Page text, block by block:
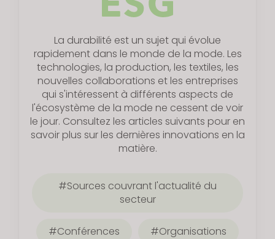
La durabilité est un sujet qui évolue
rapidement dans le monde de la mode. Les
technologies, la production, les textiles, les
nouvelles collaborations et les entreprises
qui s'intéressent à différents aspects de
l'écosystème de la mode ne cessent de voir
le jour. Consultez les articles suivants pour en
savoir plus sur les dernières innovations en la
matière.
Sources couvrant l'actualité du
secteur
Conférences Organisations